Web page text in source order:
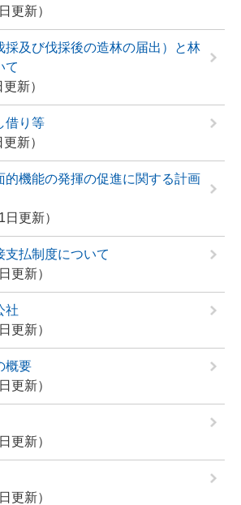
更新
採及び伐採後の造林の届出）と林
て
更新
借り等
更新
的機能の発揮の促進に関する計画
日更新
支払制度について
更新
社
更新
概要
更新
更新
更新